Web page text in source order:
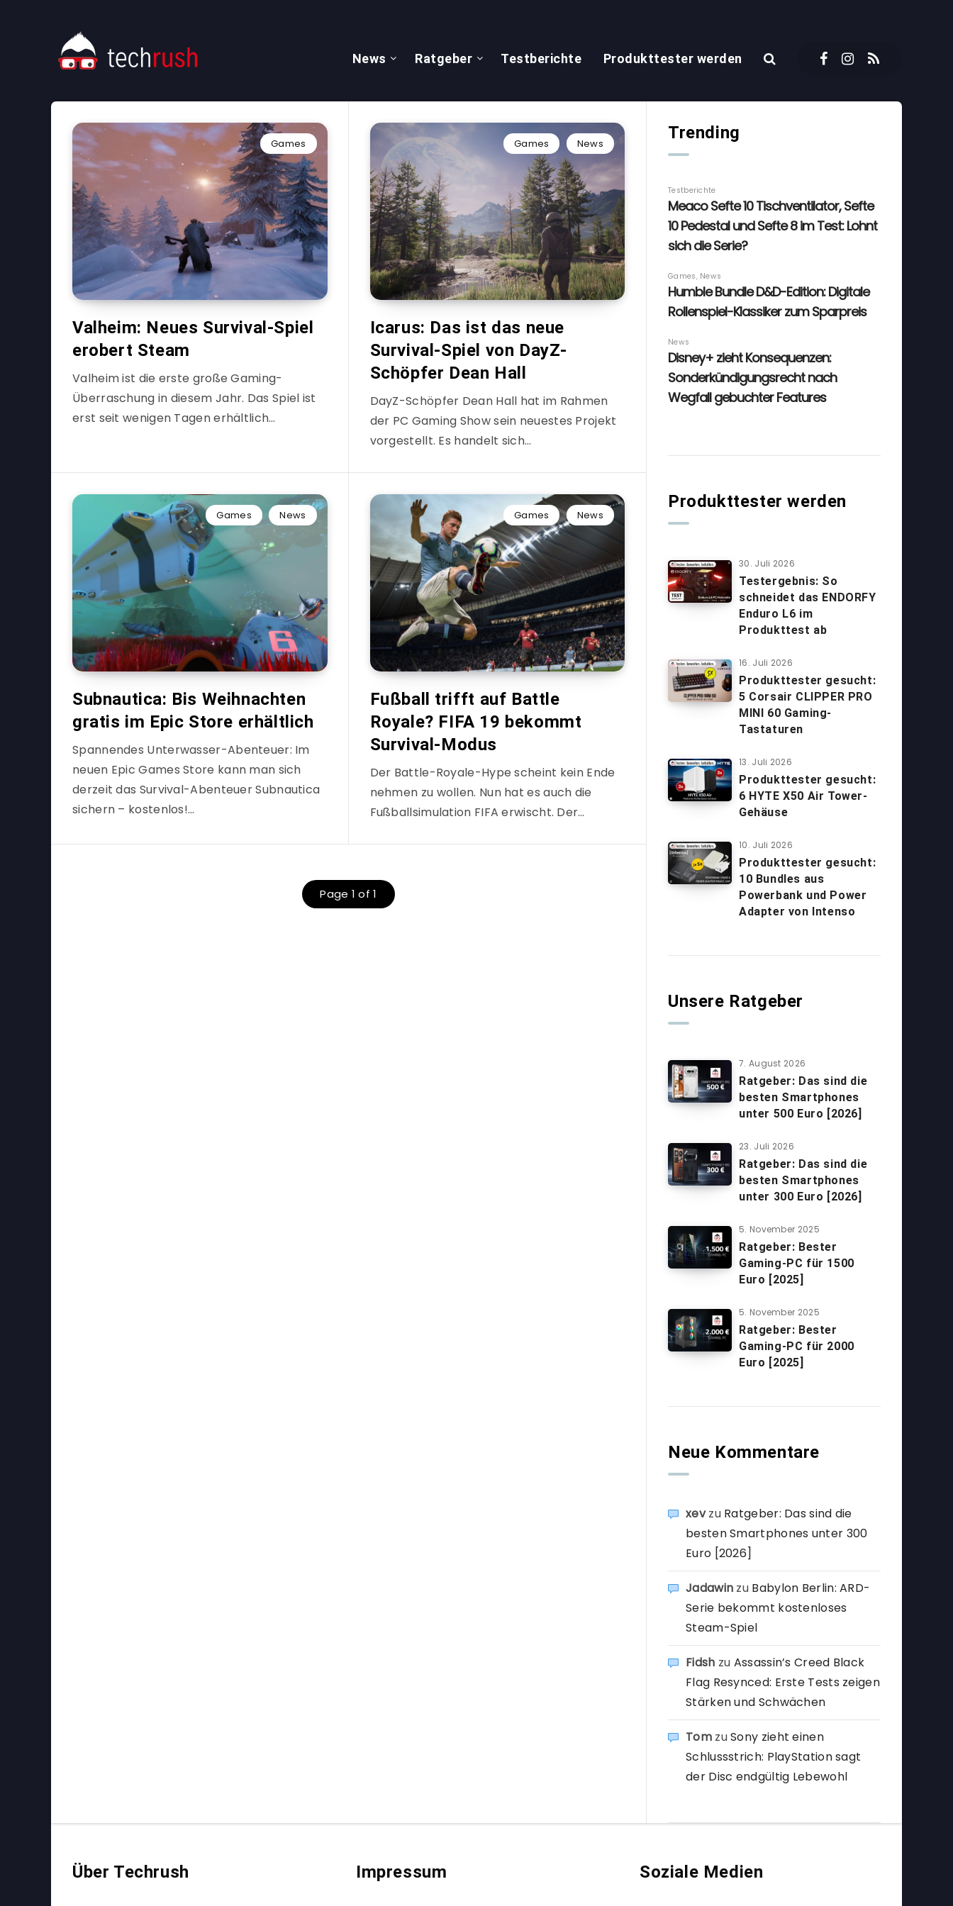
News Ratgeber Testberichte Produkttester werden
Games
Valheim: Neues Survival-Spiel
erobert Steam
Valheim ist die erste große Gaming-
Überraschung in diesem Jahr. Das Spiel ist
erst seit wenigen Tagen erhältlich…
Games News
Icarus: Das ist das neue
Survival-Spiel von DayZ-
Schöpfer Dean Hall
DayZ-Schöpfer Dean Hall hat im Rahmen
der PC Gaming Show sein neuestes Projekt
vorgestellt. Es handelt sich…
Games News
Subnautica: Bis Weihnachten
gratis im Epic Store erhältlich
Spannendes Unterwasser-Abenteuer: Im
neuen Epic Games Store kann man sich
derzeit das Survival-Abenteuer Subnautica
sichern – kostenlos!…
Games News
Fußball trifft auf Battle
Royale? FIFA 19 bekommt
Survival-Modus
Der Battle-Royale-Hype scheint kein Ende
nehmen zu wollen. Nun hat es auch die
Fußballsimulation FIFA erwischt. Der…
Page 1 of 1
Trending
Produkttester werden
30. Juli 2026
Testergebnis: So
schneidet das ENDORFY
Enduro L6 im
Produkttest ab
16. Juli 2026
Produkttester gesucht:
5 Corsair CLIPPER PRO
MINI 60 Gaming-
Tastaturen
13. Juli 2026
Produkttester gesucht:
6 HYTE X50 Air Tower-
Gehäuse
10. Juli 2026
Produkttester gesucht:
10 Bundles aus
Powerbank und Power
Adapter von Intenso
Unsere Ratgeber
7. August 2026
Ratgeber: Das sind die
besten Smartphones
unter 500 Euro [2026]
23. Juli 2026
Ratgeber: Das sind die
besten Smartphones
unter 300 Euro [2026]
5. November 2025
Ratgeber: Bester
Gaming-PC für 1500
Euro [2025]
5. November 2025
Ratgeber: Bester
Gaming-PC für 2000
Euro [2025]
Neue Kommentare
xevzu Ratgeber: Das sind die
besten Smartphones unter 300
Euro [2026]
Jadawin zu Babylon Berlin: ARD-
Serie bekommt kostenloses
Steam-Spiel
Fidsh zu Assassin’s Creed Black
Flag Resynced: Erste Tests zeigen
Stärken und Schwächen
TomzuSony zieht einen
Schlussstrich: PlayStation sagt
der Disc endgültig Lebewohl
Über Techrush Impressum Soziale Medien